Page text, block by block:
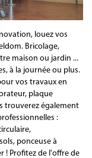
louez vos
Bricolage,
maison ou jardin ...
à la journée ou plus.
vos travaux en
plaque
trouverez également